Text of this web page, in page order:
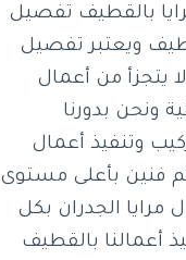
بالقطيف تفصيل
ويعتبر تفصيل
يتجزأ من أعمال
ونحن بدورنا
وتنفيذ أعمال
فنين بأعلى مستوى
مرايا الجدران بكل
أعمالنا بالقطيف